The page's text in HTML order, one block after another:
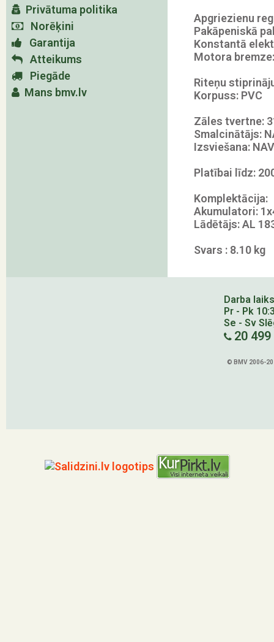
Privātuma politika
Norēķini
Garantija
Atteikums
Piegāde
Mans bmv.lv
Apgriezienu
Pakāpeniskā
Konstantā
Motora
Riteņu
Korpuss: PVC
Zāles tvertne:
Smalcinātājs:
Izsviešana: NAV
Platībai līdz:
Komplektācija:
Akumulatori:
Lādētājs: AL
Svars : 8.10 kg
Darba
Pr - Pk
Se - Sv
20
© BMV 2006-